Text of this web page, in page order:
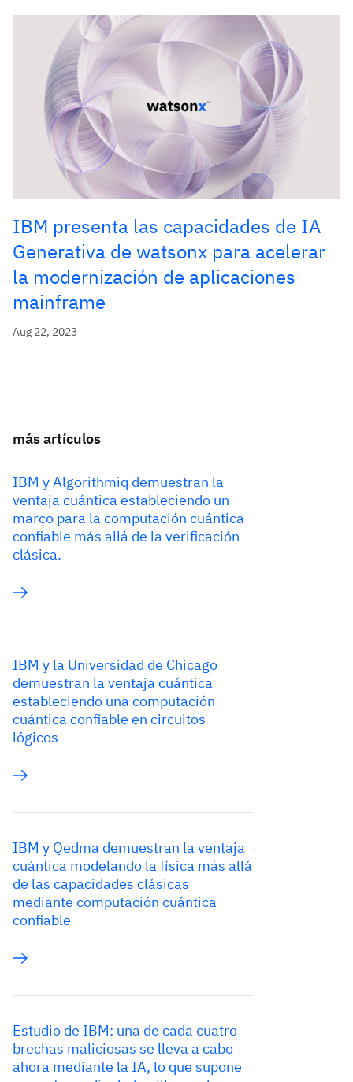
IBM presenta las capacidades de IA
Generativa de watsonx para acelerar
la modernización de aplicaciones
mainframe
Aug 22, 2023
más artículos
IBM y Algorithmiq demuestran la
ventaja cuántica estableciendo un
marco para la computación cuántica
confiable más allá de la verificación
clásica.
IBM y la Universidad de Chicago
demuestran la ventaja cuántica
estableciendo una computación
cuántica confiable en circuitos
lógicos
IBM y Qedma demuestran la ventaja
cuántica modelando la física más allá
de las capacidades clásicas
mediante computación cuántica
confiable
Estudio de IBM: una de cada cuatro
brechas maliciosas se lleva a cabo
ahora mediante la IA, lo que supone